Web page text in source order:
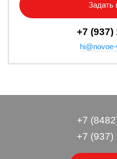
Задать
+7 (937)
+7
+7 (937)